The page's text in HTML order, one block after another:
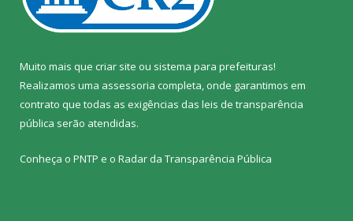
Muito mais que criar site ou sistema para prefeituras!
Realizamos uma assessoria completa, onde garantimos em
contrato que todas as exigências das leis de transparência
pública serão atendidas.
Conheça o PNTP e o Radar da Transparência Pública